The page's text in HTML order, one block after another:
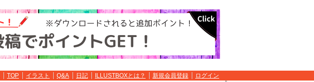
TOP イラスト Q&A 日記 ILLUSTBOXとは？ 新規会員登録 ログイン